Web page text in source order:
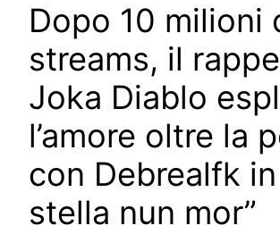
Dopo 10 milioni
streams, il
Joka Diablo
l’amore oltre la
con Debrealfk in
stella nun mor”